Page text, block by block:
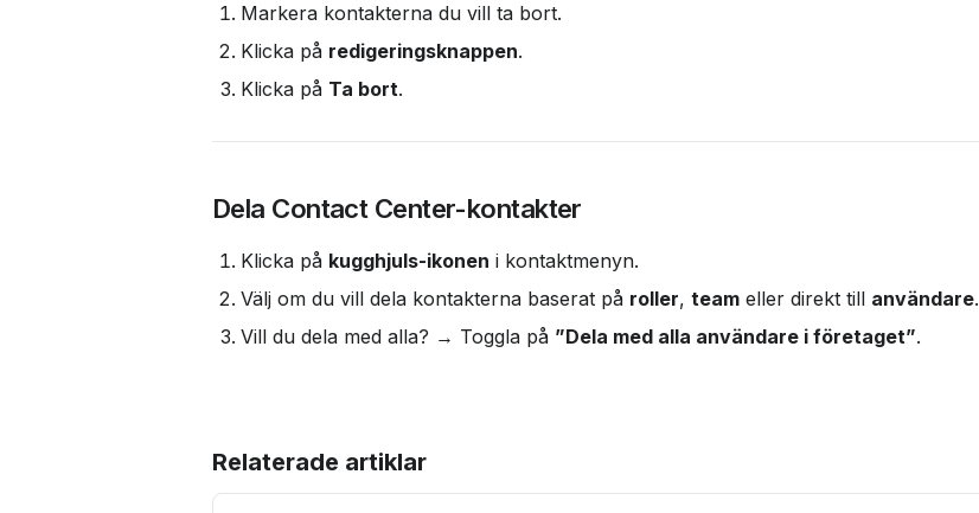
Markera kontakterna du vill ta bort.
Klicka på redigeringsknappen.
Klicka på Ta bort.
Dela Contact Center-kontakter
Klicka på kugghjuls-ikonen i kontaktmenyn.
Välj om du vill dela kontakterna baserat på roller, team eller direkt till användare.
Vill du dela med alla? → Toggla på ”Dela med alla användare i företaget”.
Relaterade artiklar